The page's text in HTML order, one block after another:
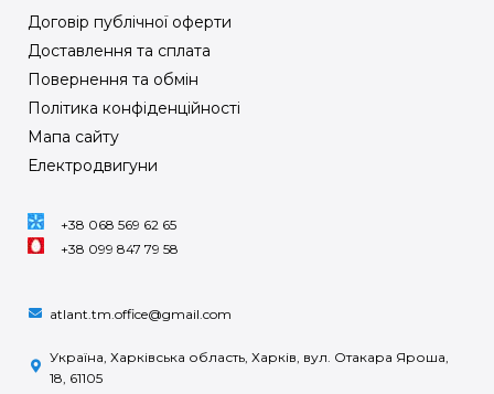
Договір публічної оферти
Доставлення та сплата
Повернення та обмін
Політика конфіденційності
Мапа сайту
Електродвигуни
+38 068 569 62 65
+38 099 847 79 58
atlant.tm.office@gmail.com
Україна, Харківська область, Харків, вул. Отакара Яроша,
18, 61105